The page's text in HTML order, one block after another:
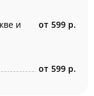
и
от 599 р.
от 599 р.